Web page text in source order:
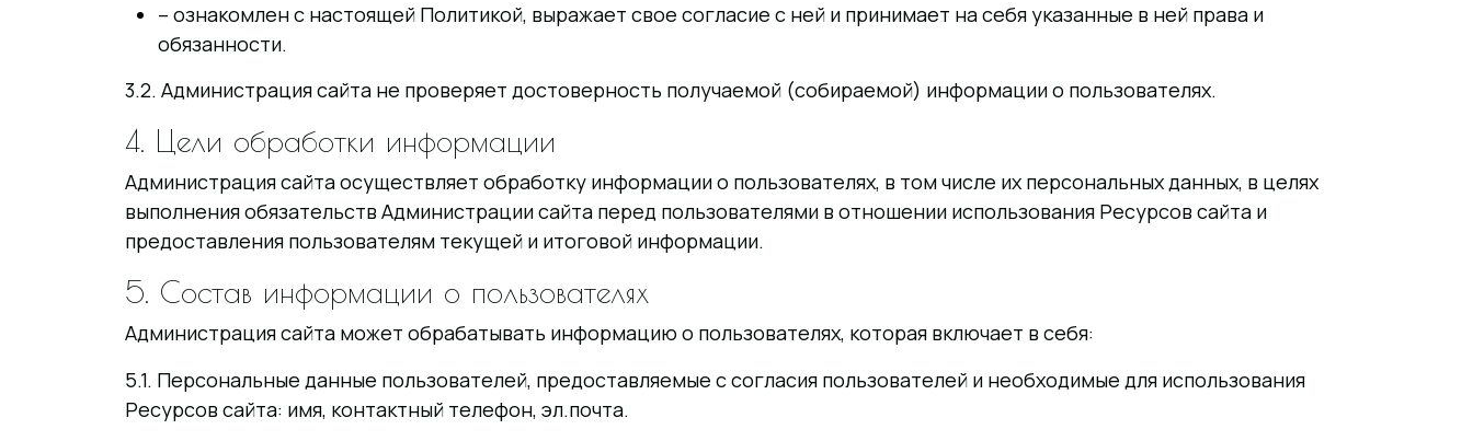
– ознакомлен с настоящей Политикой, выражает свое согласие с ней и принимает на себя указанные в ней права и
обязанности.
3.2. Администрация сайта не проверяет достоверность получаемой (собираемой) информации о пользователях.
4. Цели обработки информации
Администрация сайта осуществляет обработку информации о пользователях, в том числе их персональных данных, в целях
выполнения обязательств Администрации сайта перед пользователями в отношении использования Ресурсов сайта и
предоставления пользователям текущей и итоговой информации.
5. Состав информации о пользователях
Администрация сайта может обрабатывать информацию о пользователях, которая включает в себя:
5.1. Персональные данные пользователей, предоставляемые с согласия пользователей и необходимые для использования
Ресурсов сайта: имя, контактный телефон, эл.почта.